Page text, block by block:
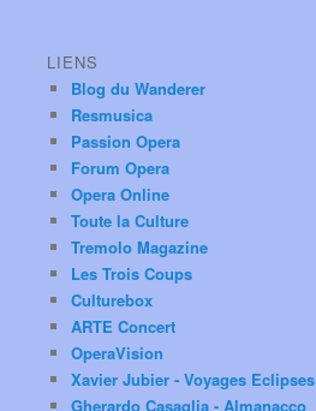
LIENS
Blog du Wanderer
Resmusica
Passion Opera
Forum Opera
Opera Online
Toute la Culture
Tremolo Magazine
Les Trois Coups
Culturebox
ARTE Concert
OperaVision
Xavier Jubier - Voyages Eclipses
Gherardo Casaglia - Almanacco